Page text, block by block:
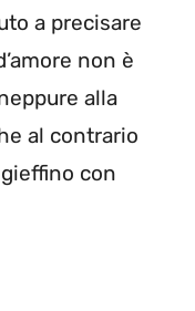
a precisare
non è
alla
al contrario
con